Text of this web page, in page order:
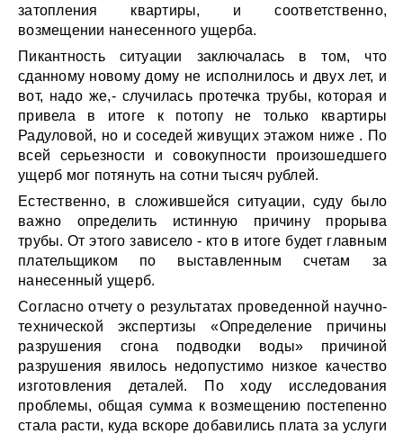
затопления квартиры, и соответственно,
возмещении нанесенного ущерба.
Пикантность ситуации заключалась в том, что
сданному новому дому не исполнилось и двух лет, и
вот, надо же,- случилась протечка трубы, которая и
привела в итоге к потопу не только квартиры
Радуловой, но и соседей живущих этажом ниже . По
всей серьезности и совокупности произошедшего
ущерб мог потянуть на сотни тысяч рублей.
Естественно, в сложившейся ситуации, суду было
важно определить истинную причину прорыва
трубы. От этого зависело - кто в итоге будет главным
плательщиком по выставленным счетам за
нанесенный ущерб.
Согласно отчету о результатах проведенной научно-
технической экспертизы «Определение причины
разрушения сгона подводки воды» причиной
разрушения явилось недопустимо низкое качество
изготовления деталей. По ходу исследования
проблемы, общая сумма к возмещению постепенно
стала расти, куда вскоре добавились плата за услуги